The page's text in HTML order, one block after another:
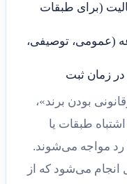
(برای طبقات
(عمومی، توصیفی،
زمان ثبت
بودن برند»،
طبقات یا
رد مواجه می‌شوند.
انجام می‌شود که از